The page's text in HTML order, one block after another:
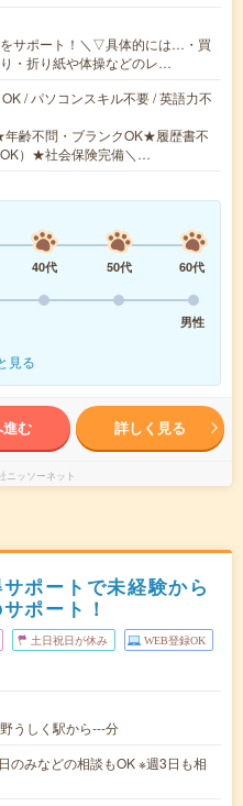
をサポート！＼▽具体的には…・買
・折り紙や体操などのレ…
/ パソコンスキル不要 / 英語力不
齢不問・ブランクOK★履歴書不
）★社会保険完備＼…
40代 50代
60代
男性
見る
む 詳しく見る
ニッソーネット
ポートで未経験から
ポート！
土日祝日が休み WEB登録OK
うしく駅から---分
のみなどの相談もOK ※週3日も相